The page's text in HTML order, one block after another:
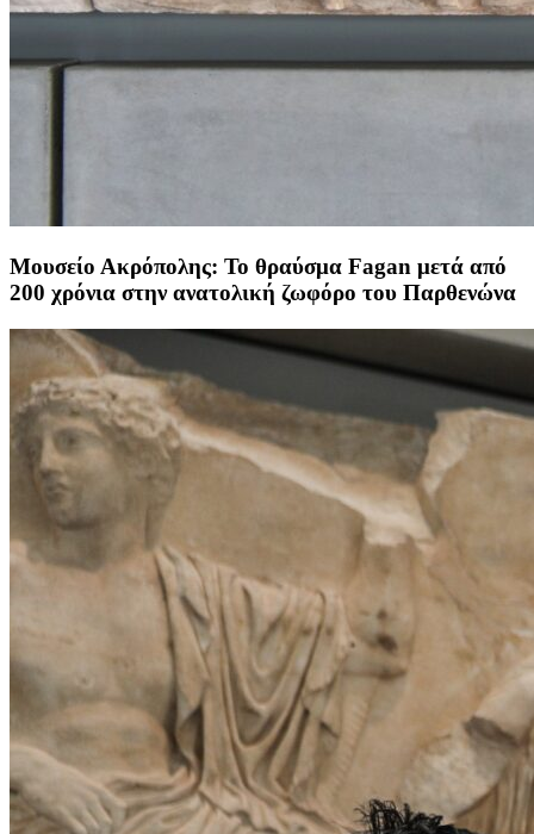
Μουσείο Ακρόπολης: Το θραύσμα Fagan μετά από
200 χρόνια στην ανατολική ζωφόρο του Παρθενώνα